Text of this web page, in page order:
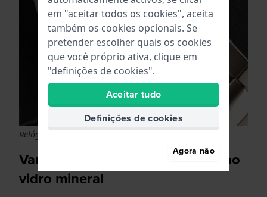
Relógio de mulher Boccia Titanium ao preço de 229
Vantagens da safira em relação ao
vidro mineral
em "aceitar todos os cookies", aceita
também os cookies opcionais. Se
pretender escolher quais os cookies
que você próprio ativa, clique em
"definições de cookies".
Aceitar tudo
Definições de cookies
Agora não